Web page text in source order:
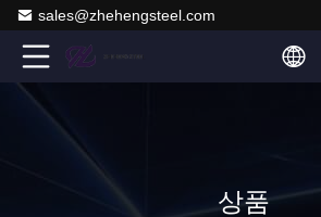
sales@zhehengsteel.com
상품